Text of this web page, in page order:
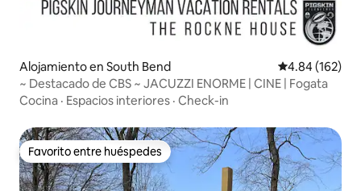
Alojamiento en South Bend Calificación
4.84 (162)
~ Destacado de CBS ~ JACUZZI ENORME | CINE | Fogata
Cocina · Espacios interiores · Check-in
Favorito entre huéspedes
Favorito entre huéspedes